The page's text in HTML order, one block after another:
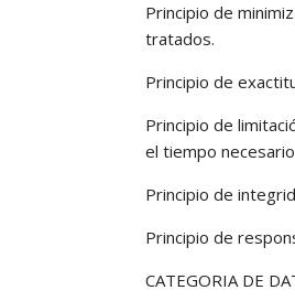
Principio de
tratados.
Principio de
Principio de
el tiempo
Principio de
Principio de
CATEGORIA DE